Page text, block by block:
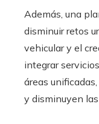
Además, una
disminuir retos
vehicular y el
integrar
áreas
y disminuyen